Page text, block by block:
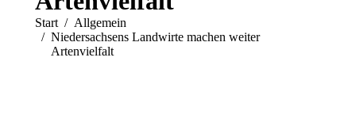
Sie befinden sich hier:
Start
Allgemein
Niedersachsens Landwirte machen weiter
Artenvielfalt